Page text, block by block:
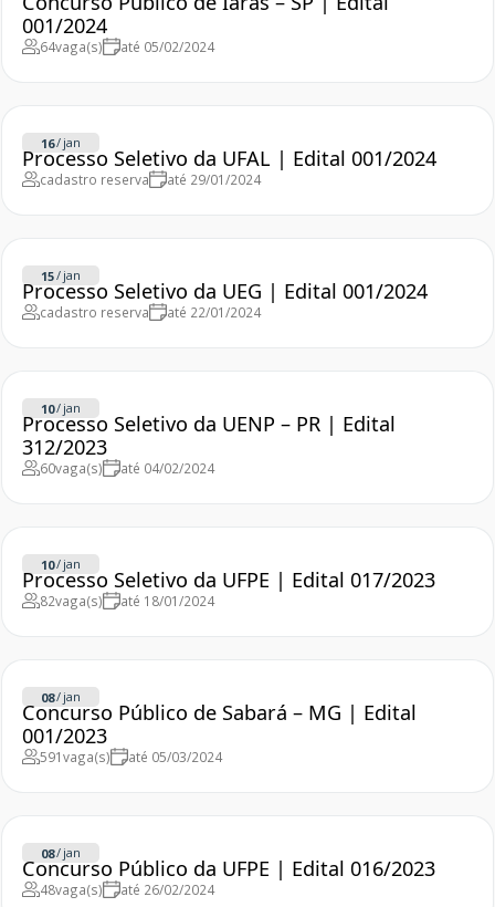
001/2024
64vaga(s) até 05/02/2024
16/ jan
Processo Seletivo da UFAL | Edital 001/2024
cadastro reserva até 29/01/2024
15/ jan
Processo Seletivo da UEG | Edital 001/2024
cadastro reserva até 22/01/2024
10/ jan
Processo Seletivo da UENP – PR | Edital
312/2023
60vaga(s) até 04/02/2024
10/ jan
Processo Seletivo da UFPE | Edital 017/2023
82vaga(s) até 18/01/2024
08/ jan
Concurso Público de Sabará – MG | Edital
001/2023
591vaga(s) até 05/03/2024
08/ jan
Concurso Público da UFPE | Edital 016/2023
48vaga(s) até 26/02/2024